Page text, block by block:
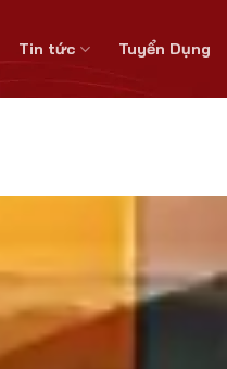
Tin tức Tuyển Dụng